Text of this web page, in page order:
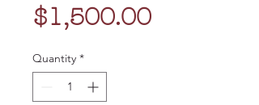
$1,500.00Price
Quantity *